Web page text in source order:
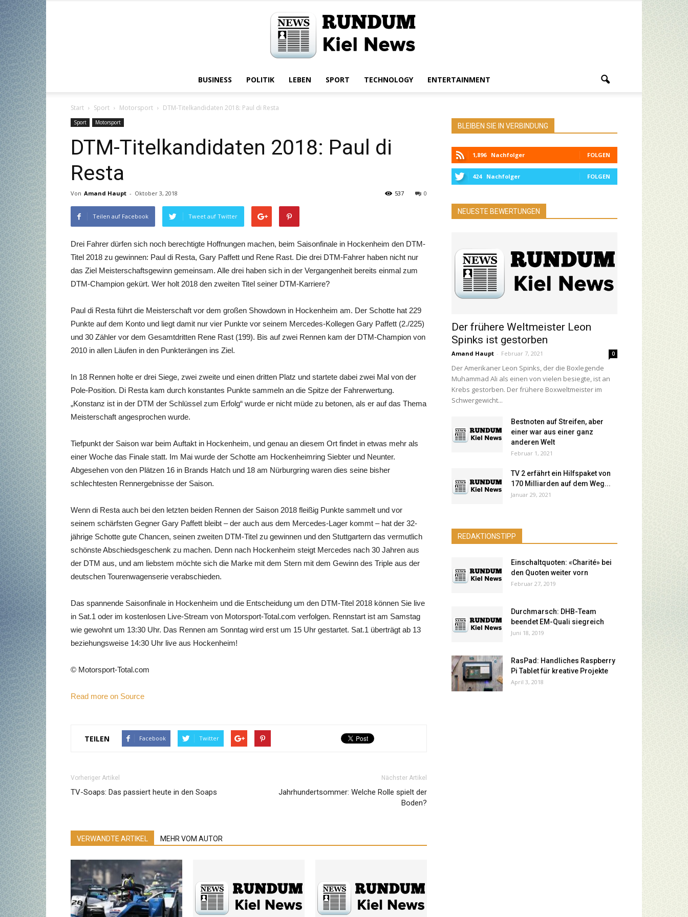
BUSINESS POLITIK LEBEN SPORT TECHNOLOGY ENTERTAINMENT
Start Sport Motorsport DTM-Titelkandidaten 2018: Paul di Resta
Sport Motorsport
DTM-Titelkandidaten 2018: Paul di
Resta
Von Amand Haupt - Oktober 3, 2018 0
537
Teilen auf Facebook Tweet auf Twitter
Drei Fahrer dürfen sich noch berechtigte Hoffnungen machen, beim Saisonfinale in Hockenheim den DTM-
Titel 2018 zu gewinnen: Paul di Resta, Gary Paffett und Rene Rast. Die drei DTM-Fahrer haben nicht nur
das Ziel Meisterschaftsgewinn gemeinsam. Alle drei haben sich in der Vergangenheit bereits einmal zum
DTM-Champion gekürt. Wer holt 2018 den zweiten Titel seiner DTM-Karriere?
Paul di Resta führt die Meisterschaft vor dem großen Showdown in Hockenheim am. Der Schotte hat 229
Punkte auf dem Konto und liegt damit nur vier Punkte vor seinem Mercedes-Kollegen Gary Paffett (2./225)
und 30 Zähler vor dem Gesamtdritten Rene Rast (199). Bis auf zwei Rennen kam der DTM-Champion von
2010 in allen Läufen in den Punkterängen ins Ziel.
In 18 Rennen holte er drei Siege, zwei zweite und einen dritten Platz und startete dabei zwei Mal von der
Pole-Position. Di Resta kam durch konstantes Punkte sammeln an die Spitze der Fahrerwertung.
„Konstanz ist in der DTM der Schlüssel zum Erfolg“ wurde er nicht müde zu betonen, als er auf das Thema
Meisterschaft angesprochen wurde.
Tiefpunkt der Saison war beim Auftakt in Hockenheim, und genau an diesem Ort findet in etwas mehr als
einer Woche das Finale statt. Im Mai wurde der Schotte am Hockenheimring Siebter und Neunter.
Abgesehen von den Plätzen 16 in Brands Hatch und 18 am Nürburgring waren dies seine bisher
schlechtesten Rennergebnisse der Saison.
Wenn di Resta auch bei den letzten beiden Rennen der Saison 2018 fleißig Punkte sammelt und vor
seinem schärfsten Gegner Gary Paffett bleibt – der auch aus dem Mercedes-Lager kommt – hat der 32-
jährige Schotte gute Chancen, seinen zweiten DTM-Titel zu gewinnen und den Stuttgartern das vermutlich
schönste Abschiedsgeschenk zu machen. Denn nach Hockenheim steigt Mercedes nach 30 Jahren aus
der DTM aus, und am liebstem möchte sich die Marke mit dem Stern mit dem Gewinn des Triple aus der
deutschen Tourenwagenserie verabschieden.
Das spannende Saisonfinale in Hockenheim und die Entscheidung um den DTM-Titel 2018 können Sie live
in Sat.1 oder im kostenlosen Live-Stream von Motorsport-Total.com verfolgen. Rennstart ist am Samstag
wie gewohnt um 13:30 Uhr. Das Rennen am Sonntag wird erst um 15 Uhr gestartet. Sat.1 überträgt ab 13
beziehungsweise 14:30 Uhr live aus Hockenheim!
© Motorsport-Total.com
Read more on Source
TEILEN Facebook Twitter
Vorheriger Artikel
TV-Soaps: Das passiert heute in den Soaps
Nächster Artikel
Jahrhundertsommer: Welche Rolle spielt der
Boden?
VERWANDTE ARTIKEL MEHR VOM AUTOR
BLEIBEN SIE IN VERBINDUNG
1,896 Nachfolger FOLGEN
424 Nachfolger FOLGEN
NEUESTE BEWERTUNGEN
Der frühere Weltmeister Leon
Spinks ist gestorben
Amand Haupt - Februar 7, 2021 0
Der Amerikaner Leon Spinks, der die Boxlegende
Muhammad Ali als einen von vielen besiegte, ist an
Krebs gestorben. Der frühere Boxweltmeister im
Schwergewicht...
Bestnoten auf Streifen, aber
einer war aus einer ganz
anderen Welt
Februar 1, 2021
TV 2 erfährt ein Hilfspaket von
170 Milliarden auf dem Weg...
Januar 29, 2021
REDAKTIONSTIPP
Einschaltquoten: «Charité» bei
den Quoten weiter vorn
Februar 27, 2019
Durchmarsch: DHB-Team
beendet EM-Quali siegreich
Juni 18, 2019
RasPad: Handliches Raspberry
Pi Tablet für kreative Projekte
April 3, 2018